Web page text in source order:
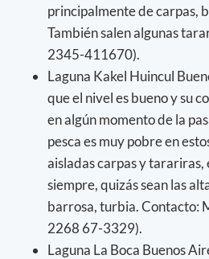
principalmente de carpas,
También salen algunas
2345-411670).
Laguna Kakel Huincul
que el nivel es bueno y su
en algún momento de la
pesca es muy pobre en
aisladas carpas y tarariras,
siempre, quizás sean las
barrosa, turbia. Contacto:
2268 67-3329).
Laguna La Boca Buenos